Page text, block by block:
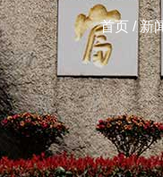
首页 /新